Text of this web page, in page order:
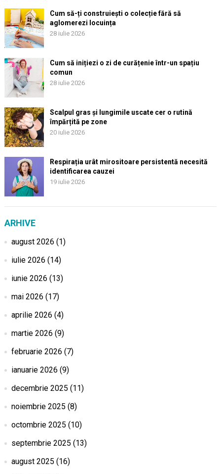
Cum să-ți construiești o colecție fără să
aglomerezi locuința
28 iulie 2026
Cum să inițiezi o zi de curățenie într-un spațiu
comun
28 iulie 2026
Scalpul gras și lungimile uscate cer o rutină
împărțită pe zone
20 iulie 2026
Respirația urât mirositoare persistentă necesită
identificarea cauzei
19 iulie 2026
ARHIVE
august 2026 (1)
iulie 2026 (14)
iunie 2026 (13)
mai 2026 (17)
aprilie 2026 (4)
martie 2026 (9)
februarie 2026 (7)
ianuarie 2026 (9)
decembrie 2025 (11)
noiembrie 2025 (8)
octombrie 2025 (10)
septembrie 2025 (13)
august 2025 (16)